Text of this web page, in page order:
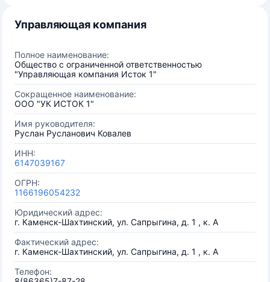
Управляющая компания
Полное наименование:
Общество с ограниченной ответственностью
"Управляющая компания Исток 1"
Сокращенное наименование:
ООО "УК ИСТОК 1"
Имя руководителя:
Руслан Русланович Ковалев
ИНН:
6147039167
ОГРН:
1166196054232
Юридический адрес:
г. Каменск-Шахтинский, ул. Сапрыгина, д. 1 , к. А
Фактический адрес:
г. Каменск-Шахтинский, ул. Сапрыгина, д. 1 , к. А
Телефон: